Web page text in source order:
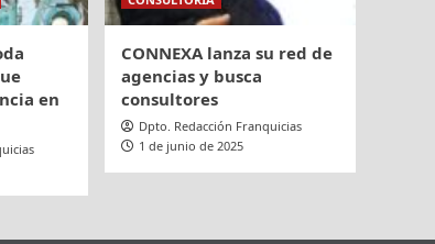
en
CONNEXA lanza su red de
agencias y busca
consultores
Dpto. Redacción Franquicias
1 de junio de 2025